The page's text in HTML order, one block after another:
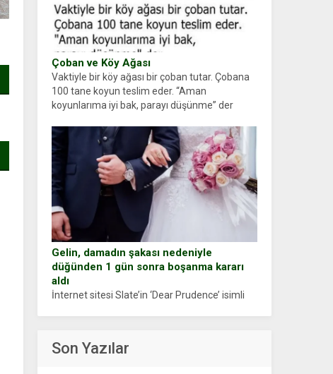
Çoban ve Köy Ağası
Vaktiyle bir köy ağası bir çoban tutar. Çobana
100 tane koyun teslim eder. “Aman
koyunlarıma iyi bak, parayı düşünme” der
Gelin, damadın şakası nedeniyle
düğünden 1 gün sonra boşanma kararı
aldı
İnternet sitesi Slate’in ‘Dear Prudence’ isimli
Son Yazılar